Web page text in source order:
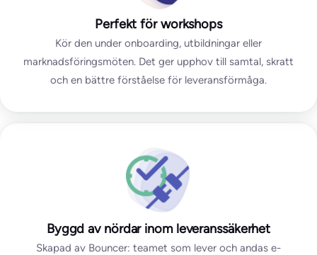
Perfekt för workshops
Kör den under onboarding, utbildningar eller
marknadsföringsmöten. Det ger upphov till samtal, skratt
och en bättre förståelse för leveransförmåga.
Byggd av nördar inom leveranssäkerhet
Skapad av Bouncer: teamet som lever och andas e-